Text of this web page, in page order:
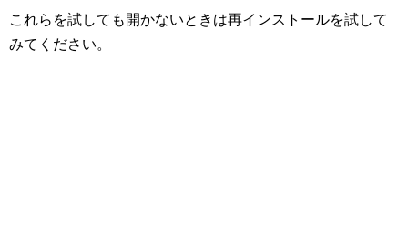
これらを試しても開かないときは再インストールを試して
みてください。